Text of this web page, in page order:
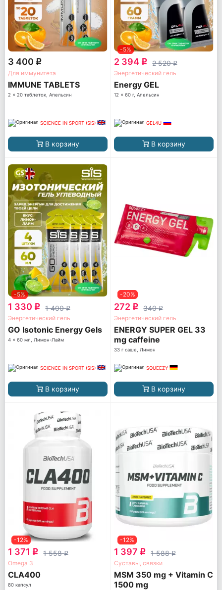
3 400 q
Для иммунитета
IMMUNE TABLETS
2 x 20 таблеток, Апельсин
SCIENCE IN SPORT (SiS)
В корзину
-5%
2 394 q 2 520q
Энергетический гель
Energy GEL
12 x 60 г, Апельсин
GEL4U
В корзину
-5%
1 330 q 1 400q
Энергетический гель
GO Isotonic Energy Gels
4 x 60 мл, Лимон-Лайм
SCIENCE IN SPORT (SiS)
В корзину
-20%
272 q 340q
Энергетический гель
ENERGY SUPER GEL 33
mg caffeine
33 г саше, Лимон
SQUEEZY
В корзину
-12%
1 371 q 1 558q
Omega 3
CLA400
80 капсул
-12%
1 397 q 1 588q
Суставы, связки
MSM 350 mg + Vitamin C
1500 mg